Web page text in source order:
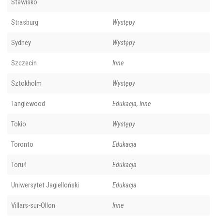
Stawisko
Strasburg Występy
Sydney Występy
Szczecin Inne
Sztokholm Występy
Tanglewood Edukacja, Inne
Tokio Występy
Toronto Edukacja
Toruń Edukacja
Uniwersytet Jagielloński Edukacja
Villars-sur-Ollon Inne